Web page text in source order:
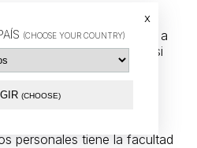
(CHOOSE YOUR COUNTRY)
x
(CHOOSE)
si deseamos
para fines distintos a
política de privacidad y, si
con la legislación
personales tiene la facultad